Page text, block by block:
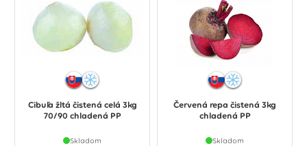
Cibuľa žltá čistená celá 3kg
70/90 chladená PP
Skladom
Červená repa čistená 3kg
chladená PP
Skladom